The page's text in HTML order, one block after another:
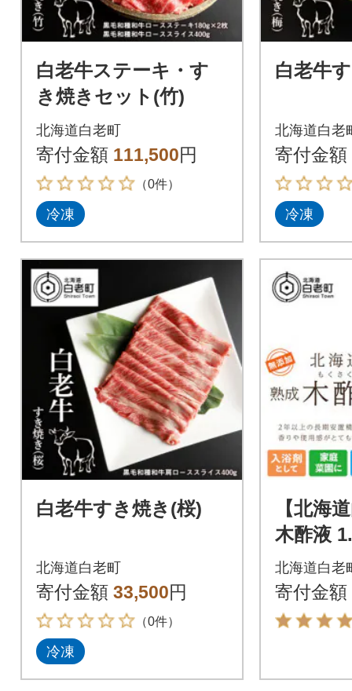
白老牛ステーキ・す
き焼きセット(竹)
北海道白老町
寄付金額 111,500円
（0件）
冷凍
白老牛
北海道白老
寄付金額
冷凍
白老牛すき焼き(桜)
北海道白老町
寄付金額 33,500円
（0件）
冷凍
【北海
木酢液
ト
北海道白老
寄付金額